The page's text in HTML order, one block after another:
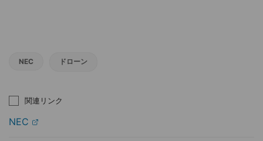
NEC ドローン
関連リンク
NEC